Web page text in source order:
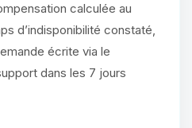
calculée au
d’indisponibilité constaté,
écrite via le
dans les 7 jours